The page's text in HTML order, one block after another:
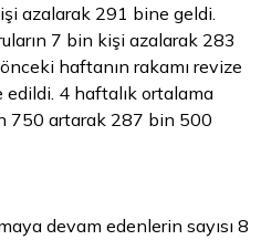
azalarak 291 bine geldi.
7 bin kişi azalarak 283
haftanın rakamı revize
4 haftalık ortalama
750 artarak 287 bin 500
devam edenlerin sayısı 8